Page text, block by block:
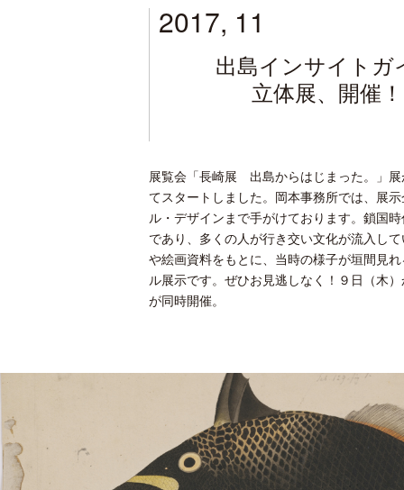
2017, 11
出島インサイトガ
立体展、開催！
展覧会「長崎展 出島からはじまった。」展
てスタートしました。岡本事務所では、展
ル・デザインまで手がけております。鎖国
であり、多くの人が行き交い文化が流入し
や絵画資料をもとに、当時の様子が垣間見
ル展示です。ぜひお見逃しなく！９日（木
が同時開催。